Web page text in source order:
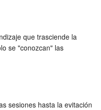
que trasciende la
se "conozcan" las
sesiones hasta la evitación